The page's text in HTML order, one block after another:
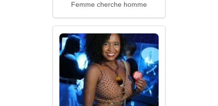
Femme cherche homme